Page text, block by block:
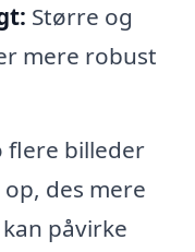
Større og
mere robust
flere billeder
des mere
påvirke